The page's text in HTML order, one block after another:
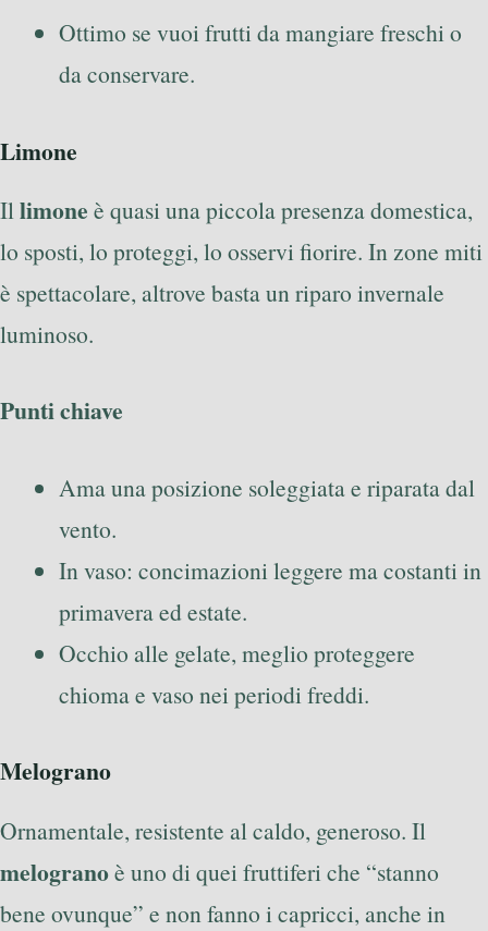
Ottimo se vuoi frutti da mangiare freschi o
da conservare.
Limone
Illimone è quasi una piccola presenza domestica,
lo sposti, lo proteggi, lo osservi fiorire. In zone miti
è spettacolare, altrove basta un riparo invernale
luminoso.
Punti chiave
Ama una posizione soleggiata e riparata dal
vento.
In vaso: concimazioni leggere ma costanti in
primavera ed estate.
Occhio alle gelate, meglio proteggere
chioma e vaso nei periodi freddi.
Melograno
Ornamentale, resistente al caldo, generoso. Il
melogranoè uno di quei fruttiferi che “stanno
bene ovunque” e non fanno i capricci, anche in